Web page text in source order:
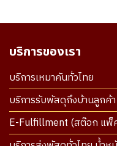
บริการของเรา
บริการเหมาคันทั่วไทย
บริการรับพัสดุถึงบ้านลูกค้า
E-Fulfillment (สต๊อก แพ็